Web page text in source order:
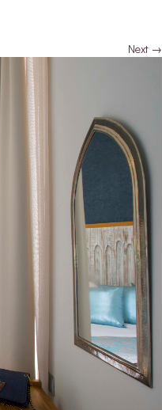
Next →